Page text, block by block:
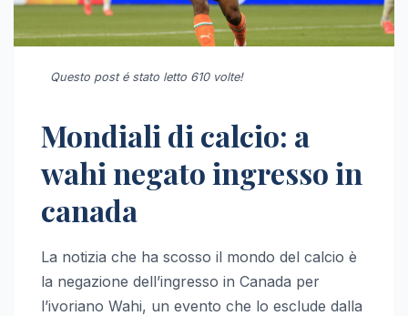
Questo post é stato letto 610 volte!
Mondiali di calcio: a
wahi negato ingresso in
canada
La notizia che ha scosso il mondo del calcio è
la negazione dell’ingresso in Canada per
l’ivoriano Wahi, un evento che lo esclude dalla